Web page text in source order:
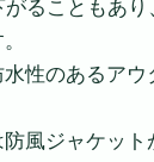
ることもあり、
性のあるアウ
風ジャケット